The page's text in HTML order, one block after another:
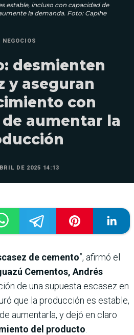
estable, incluso con capacidad de
la demanda. Foto: Capihe
NEGOCIOS
desmienten
y aseguran
con
aumentar la
DE 2025 14:13
de cemento”, afirmó el
Cementos, Andrés
de una supuesta escasez en
que la producción es estable,
aumentarla, y dejó en claro
del producto